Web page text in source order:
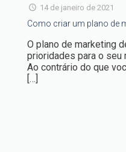
14 de janeiro de 2021
Como criar um plano de
O plano de marketing
prioridades para o seu
Ao contrário do que
[…]